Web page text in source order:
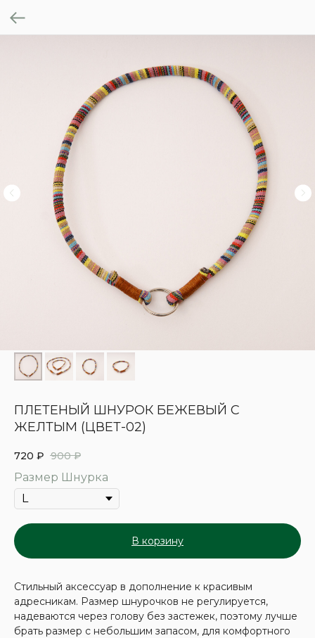
ПЛЕТЕНЫЙ ШНУРОК БЕЖЕВЫЙ С
ЖЕЛТЫМ (ЦВЕТ-02)
720 ₽ 900 ₽
Размер Шнурка
В корзину
Стильный аксессуар в дополнение к красивым
адресникам. Размер шнурочков не регулируется,
надеваются через голову без застежек, поэтому лучше
брать размер с небольшим запасом, для комфортного